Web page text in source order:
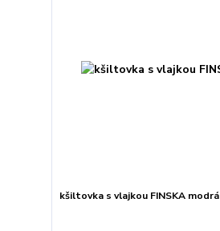
kšiltovka s vlajkou FINSKA modrá